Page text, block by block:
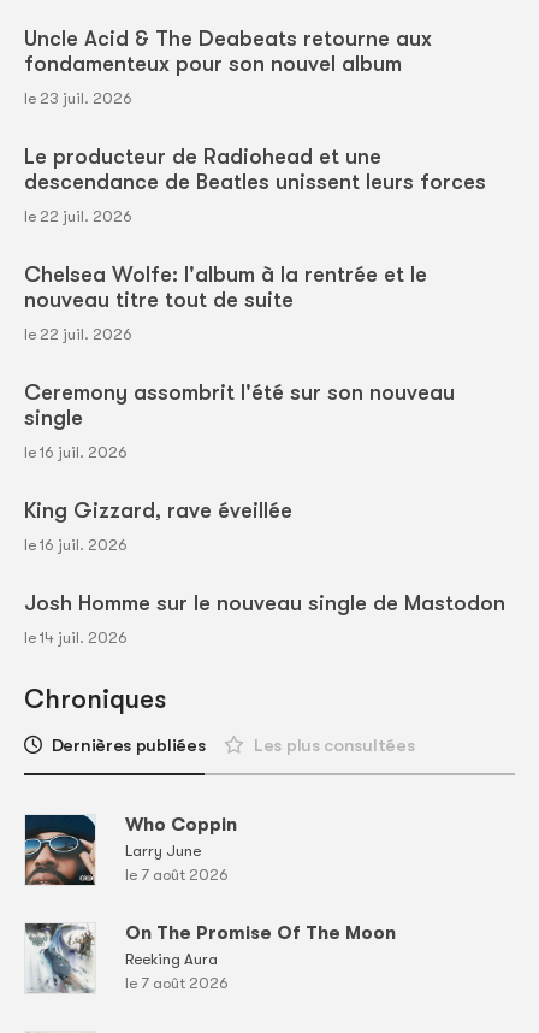
Uncle Acid & The Deabeats retourne aux
fondamenteux pour son nouvel album
le 23 juil. 2026
Le producteur de Radiohead et une
descendance de Beatles unissent leurs forces
le 22 juil. 2026
Chelsea Wolfe: l'album à la rentrée et le
nouveau titre tout de suite
le 22 juil. 2026
Ceremony assombrit l'été sur son nouveau
single
le 16 juil. 2026
King Gizzard, rave éveillée
le 16 juil. 2026
Josh Homme sur le nouveau single de Mastodon
le 14 juil. 2026
Chroniques
Dernières publiées Les plus consultées
Who Coppin
Larry June
le 7 août 2026
On The Promise Of The Moon
Reeking Aura
le 7 août 2026